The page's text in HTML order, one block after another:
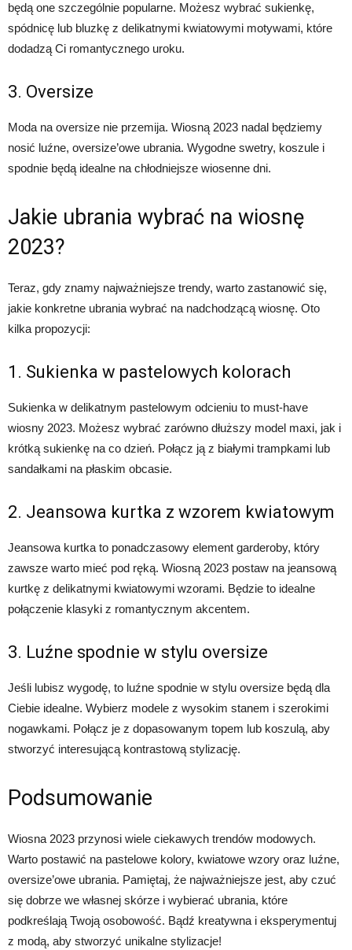
będą one szczególnie popularne. Możesz wybrać sukienkę,
spódnicę lub bluzkę z delikatnymi kwiatowymi motywami, które
dodadzą Ci romantycznego uroku.
3. Oversize
Moda na oversize nie przemija. Wiosną 2023 nadal będziemy
nosić luźne, oversize’owe ubrania. Wygodne swetry, koszule i
spodnie będą idealne na chłodniejsze wiosenne dni.
Jakie ubrania wybrać na wiosnę
2023?
Teraz, gdy znamy najważniejsze trendy, warto zastanowić się,
jakie konkretne ubrania wybrać na nadchodzącą wiosnę. Oto
kilka propozycji:
1. Sukienka w pastelowych kolorach
Sukienka w delikatnym pastelowym odcieniu to must-have
wiosny 2023. Możesz wybrać zarówno dłuższy model maxi, jak i
krótką sukienkę na co dzień. Połącz ją z białymi trampkami lub
sandałkami na płaskim obcasie.
2. Jeansowa kurtka z wzorem kwiatowym
Jeansowa kurtka to ponadczasowy element garderoby, który
zawsze warto mieć pod ręką. Wiosną 2023 postaw na jeansową
kurtkę z delikatnymi kwiatowymi wzorami. Będzie to idealne
połączenie klasyki z romantycznym akcentem.
3. Luźne spodnie w stylu oversize
Jeśli lubisz wygodę, to luźne spodnie w stylu oversize będą dla
Ciebie idealne. Wybierz modele z wysokim stanem i szerokimi
nogawkami. Połącz je z dopasowanym topem lub koszulą, aby
stworzyć interesującą kontrastową stylizację.
Podsumowanie
Wiosna 2023 przynosi wiele ciekawych trendów modowych.
Warto postawić na pastelowe kolory, kwiatowe wzory oraz luźne,
oversize’owe ubrania. Pamiętaj, że najważniejsze jest, aby czuć
się dobrze we własnej skórze i wybierać ubrania, które
podkreślają Twoją osobowość. Bądź kreatywna i eksperymentuj
z modą, aby stworzyć unikalne stylizacje!